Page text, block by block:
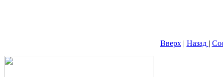
Вверх| Назад |